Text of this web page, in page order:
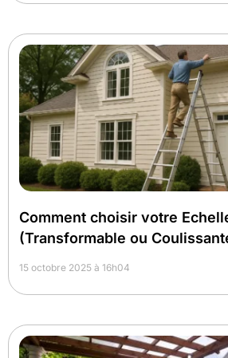
Comment choisir votre
(Transformable ou
15 octobre 2025 à 16h04